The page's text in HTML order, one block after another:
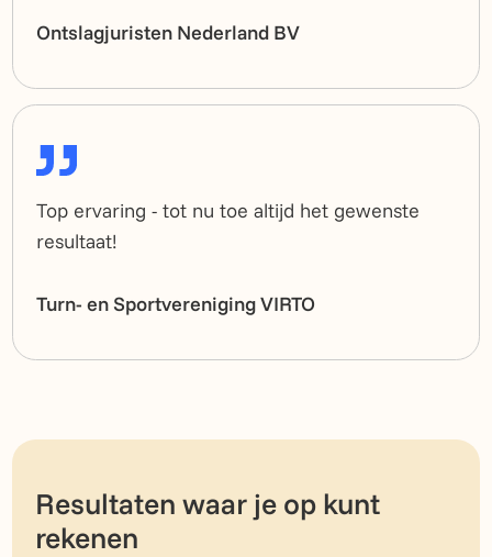
Ontslagjuristen Nederland BV
Top ervaring - tot nu toe altijd het gewenste
resultaat!
Turn- en Sportvereniging VIRTO
Resultaten waar je op kunt
rekenen